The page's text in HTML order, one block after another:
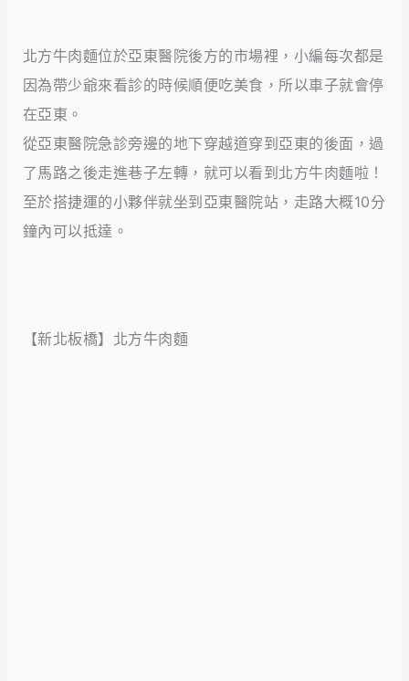
北方牛肉麵位於亞東醫院後方的市場裡，小編每次都是
因為帶少爺來看診的時候順便吃美食，所以車子就會停
在亞東。
從亞東醫院急診旁邊的地下穿越道穿到亞東的後面，過
了馬路之後走進巷子左轉，就可以看到北方牛肉麵啦！
至於搭捷運的小夥伴就坐到亞東醫院站，走路大概10分
鐘內可以抵達。
【新北板橋】北方牛肉麵